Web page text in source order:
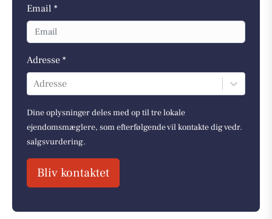
Email *
Adresse *
Adresse
Dine oplysninger deles med op til tre lokale
ejendomsmæglere, som efterfølgende vil kontakte dig vedr.
salgsvurdering.
Bliv kontaktet